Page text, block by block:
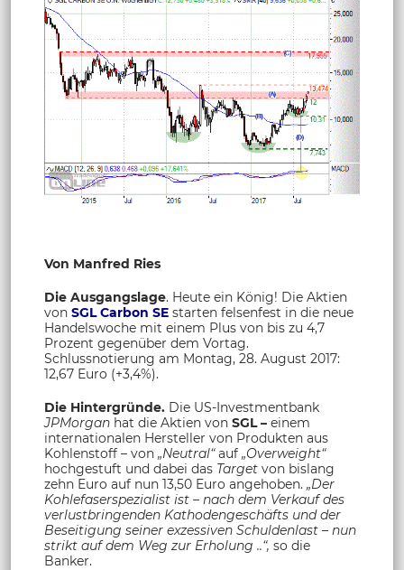
Von Manfred Ries
Die Ausgangslage. Heute ein König! Die Aktien
von SGL Carbon SE starten felsenfest in die neue
Handelswoche mit einem Plus von bis zu 4,7
Prozent gegenüber dem Vortag.
Schlussnotierung am Montag, 28. August 2017:
12,67 Euro (+3,4%).
Die Hintergründe. Die US-Investmentbank
JPMorgan hat die Aktien von SGL – einem
internationalen Hersteller von Produkten aus
Kohlenstoff – von „Neutral“auf „Overweight“
hochgestuft und dabei das Target von bislang
zehn Euro auf nun 13,50 Euro angehoben. „Der
Kohlefaserspezialist ist – nach dem Verkauf des
verlustbringenden Kathodengeschäfts und der
Beseitigung seiner exzessiven Schuldenlast – nun
strikt auf dem Weg zur Erholung ..“, so die
Banker.